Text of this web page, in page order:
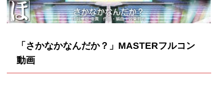
「さかなかなんだか？」MASTERフルコン
動画